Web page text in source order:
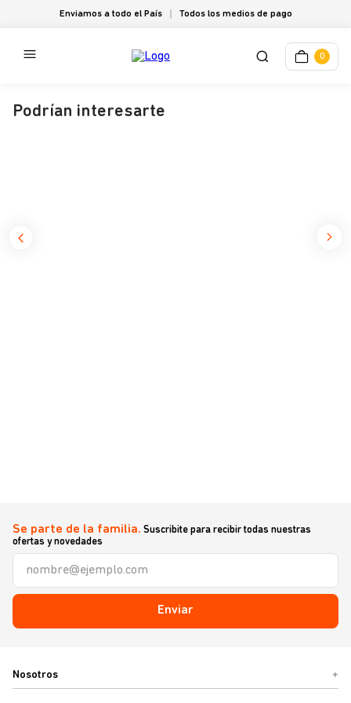
Enviamos a todo el País Todos los medios de pago
0
Podrían interesarte
Se parte de la familia. Suscribite para recibir todas nuestras
ofertas y novedades
Enviar
Nosotros +